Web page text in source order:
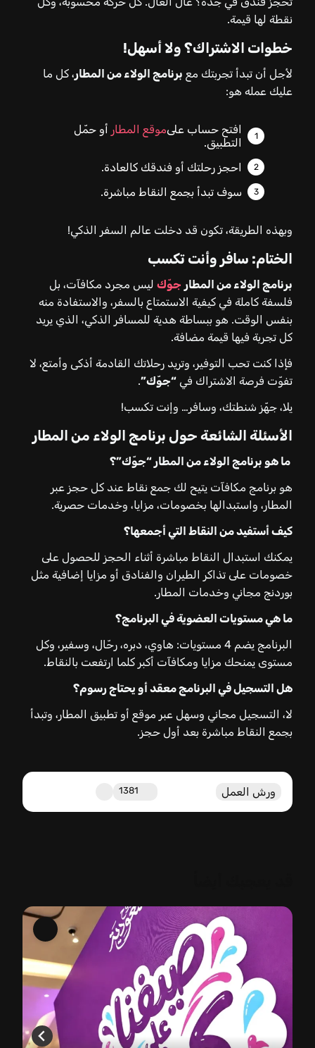
نقطة لها قيمة.
خطوات الاشتراك؟ ولا أسهل!
لأجل أن تبدأ تجربتك مع برنامج الولاء من المطار، كل ما
عليك عمله هو:
افتح حساب علىموقع المطار أو حمّل
التطبيق.
احجز رحلتك أو فندقك كالعادة.
سوف تبدأ بجمع النقاط مباشرة.
وبهذه الطريقة، تكون قد دخلت عالم السفر الذكي!
الختام: سافر وأنت تكسب
برنامج الولاء من المطار جوّك ليس مجرد مكافآت، بل
فلسفة كاملة في كيفية الاستمتاع بالسفر، والاستفادة منه
بنفس الوقت. هو ببساطة هدية للمسافر الذكي، الذي يريد
كل تجربة فيها قيمة مضافة.
فإذا كنت تحب التوفير، وتريد رحلاتك القادمة أذكى وأمتع، لا
تفوّت فرصة الاشتراك في “جوّك”.
يلا، جهّز شنطتك، وسافر… وإنت تكسب!
الأسئلة الشائعة حول برنامج الولاء من المطار
ما هو برنامج الولاء من المطار “جوّك”؟
هو برنامج مكافآت يتيح لك جمع نقاط عند كل حجز عبر
المطار، واستبدالها بخصومات، مزايا، وخدمات حصرية.
كيف أستفيد من النقاط التي أجمعها؟
يمكنك استبدال النقاط مباشرة أثناء الحجز للحصول على
خصومات على تذاكر الطيران والفنادق أو مزايا إضافية مثل
بوردنج مجاني وخدمات المطار.
ما هي مستويات العضوية في البرنامج؟
البرنامج يضم 4 مستويات: هاوي، دبره، رحّال، وسفير، وكل
مستوى يمنحك مزايا ومكافآت أكبر كلما ارتفعت بالنقاط.
هل التسجيل في البرنامج معقد أو يحتاج رسوم؟
لا، التسجيل مجاني وسهل عبر موقع أو تطبيق المطار، وتبدأ
بجمع النقاط مباشرة بعد أول حجز.
ورش العمل